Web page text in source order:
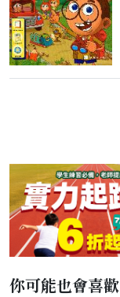
你可能也會喜歡